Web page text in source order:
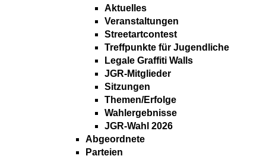
Aktuelles
Veranstaltungen
Streetartcontest
Treffpunkte für Jugendliche
Legale Graffiti Walls
JGR-Mitglieder
Sitzungen
Themen/Erfolge
Wahlergebnisse
JGR-Wahl 2026
Abgeordnete
Parteien